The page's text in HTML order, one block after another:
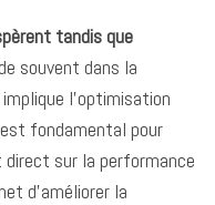
tandis que
souvent dans la
l’optimisation
fondamental pour
sur la performance
d’améliorer la